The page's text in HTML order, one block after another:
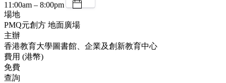
11:00am – 8:00pm
場地
PMQ元創方 地面廣場
主辦
香港教育大學圖書館、企業及創新教育中心
費用 (港幣)
免費
查詢